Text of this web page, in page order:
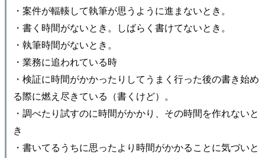
・案件が輻輳して執筆が思うように進まないとき。
・書く時間がないとき。しばらく書けてないとき。
・執筆時間がないとき。
・業務に追われている時
・検証に時間がかかったりしてうまく行った後の書き始め
る際に燃え尽きている（書くけど）。
・調べたり試すのに時間がかかり、その時間を作れないと
き
・書いてるうちに思ったより時間がかかることに気づいと